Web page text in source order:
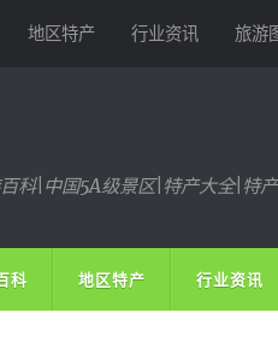
地区特产 行业资讯 旅游
科|中国5A级景区|特产大全|特
科 地区特产 行业资讯